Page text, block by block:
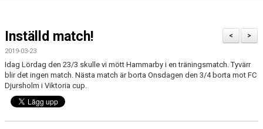
BILDGALLERI
DOKUMENT
KONTAKT
>
<
Inställd match!
2019-03-23
Idag Lördag den 23/3 skulle vi mött Hammarby i en träningsmatch. Tyvärr
blir det ingen match. Nästa match är borta Onsdagen den 3/4 borta mot FC
Djursholm i Viktoria cup.